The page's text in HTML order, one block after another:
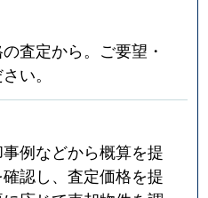
査定から。ご要望・
い。
例などから概算を提
認し、査定価格を提